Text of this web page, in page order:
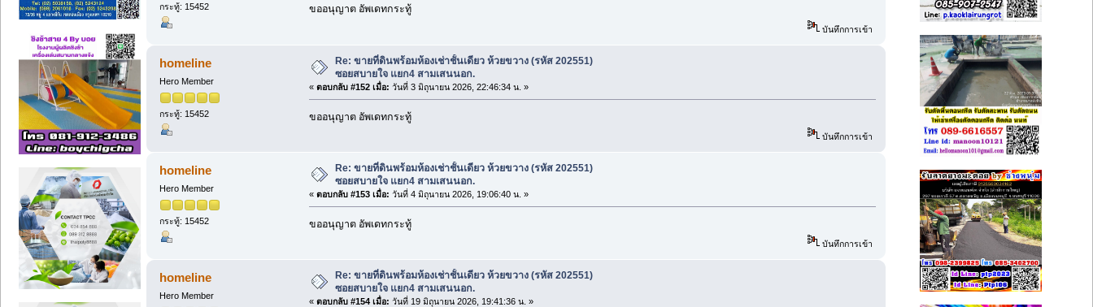
กระทู้: 15452 ขออนุญาต อัพเดทกระทู้
บันทึกการเข้า
homeline
Hero Member
กระทู้: 15452
Re: ขายที่ดินพร้อมห้องเช่าชั้นเดียว ห้วยขวาง (รหัส 202551)
ซอยสบายใจ แยก4 สามเสนนอก.
« ตอบกลับ #152 เมื่อ: วันที่ 3 มิถุนายน 2026, 22:46:34 น. »
ขออนุญาต อัพเดทกระทู้
บันทึกการเข้า
homeline
Hero Member
กระทู้: 15452
Re: ขายที่ดินพร้อมห้องเช่าชั้นเดียว ห้วยขวาง (รหัส 202551)
ซอยสบายใจ แยก4 สามเสนนอก.
« ตอบกลับ #153 เมื่อ: วันที่ 4 มิถุนายน 2026, 19:06:40 น. »
ขออนุญาต อัพเดทกระทู้
บันทึกการเข้า
homeline
Hero Member
Re: ขายที่ดินพร้อมห้องเช่าชั้นเดียว ห้วยขวาง (รหัส 202551)
ซอยสบายใจ แยก4 สามเสนนอก.
« ตอบกลับ #154 เมื่อ: วันที่ 19 มิถุนายน 2026, 19:41:36 น. »